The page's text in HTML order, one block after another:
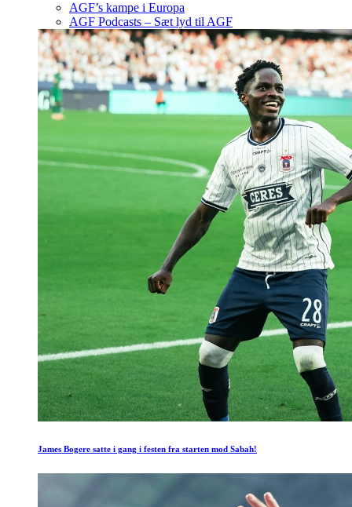
AGF’s kampe i Europa
AGF Podcasts – Sæt lyd til AGF
James Bogere satte i gang i festen fra starten mod Sabah!